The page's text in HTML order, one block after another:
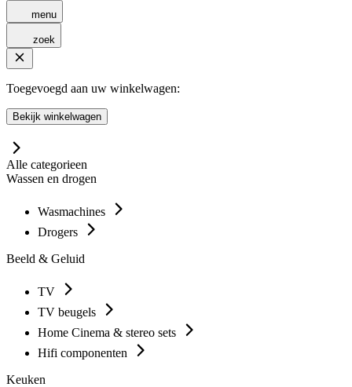
menu
zoek
Toegevoegd aan uw winkelwagen:
Bekijk winkelwagen
Alle categorieen
Wassen en drogen
Wasmachines
Drogers
Beeld & Geluid
TV
TV beugels
Home Cinema & stereo sets
Hifi componenten
Keuken